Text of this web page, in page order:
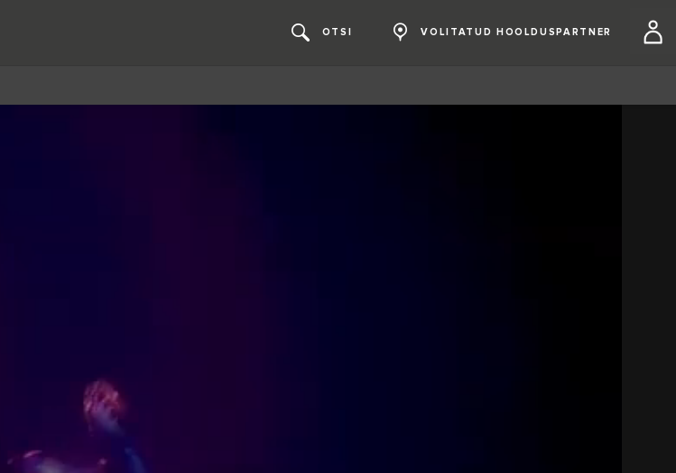
OTSI VOLITATUD HOOLDUSPARTNER